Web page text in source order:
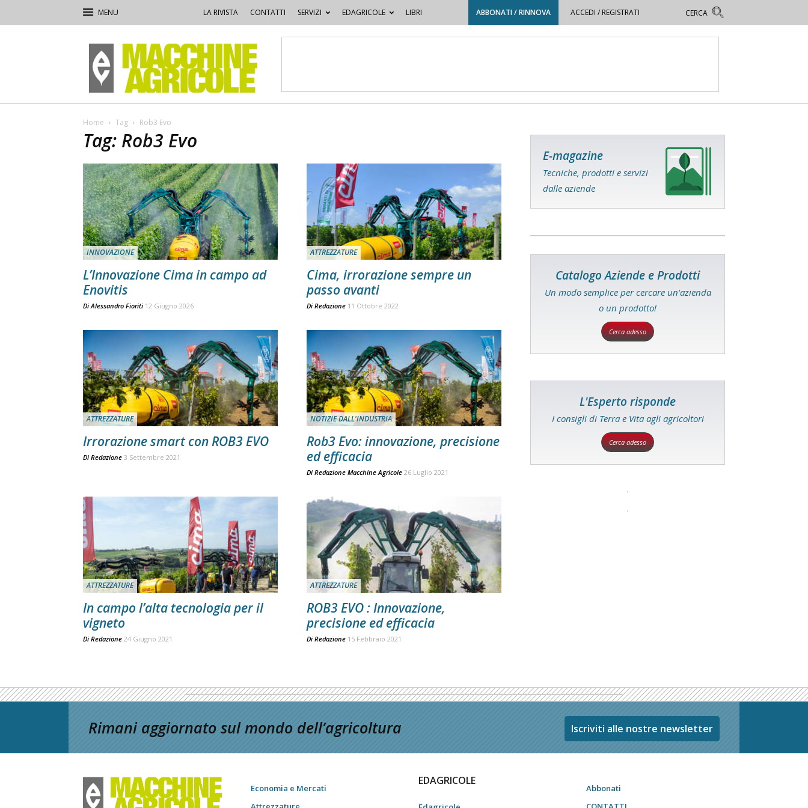
LA RIVISTA CONTATTI SERVIZI EDAGRICOLE LIBRI ABBONATI / RINNOVA ACCEDI / REGISTRATI
Macchine
Agricole
Home Tag Rob3 Evo
Tag: Rob3 Evo
INNOVAZIONE
L’Innovazione Cima in campo ad
Enovitis
DiAlessandro Fioriti 12 Giugno 2026
ATTREZZATURE
Cima, irrorazione sempre un
passo avanti
Di Redazione 11 Ottobre 2022
ATTREZZATURE
Irrorazione smart con ROB3 EVO
Di Redazione 3 Settembre 2021
NOTIZIE DALL'INDUSTRIA
Rob3 Evo: innovazione, precisione
ed efficacia
Di Redazione Macchine Agricole 26 Luglio 2021
ATTREZZATURE
In campo l’alta tecnologia per il
vigneto
Di Redazione 24 Giugno 2021
ATTREZZATURE
ROB3 EVO : Innovazione,
precisione ed efficacia
Di Redazione 15 Febbraio 2021
E-magazine
Tecniche, prodotti e servizi
dalle aziende
Catalogo Aziende e Prodotti
Un modo semplice per cercare un'azienda
o un prodotto!
Cerca adesso
L'Esperto risponde
I consigli di Terra e Vita agli agricoltori
Cerca adesso
Rimani aggiornato sul mondo dell’agricoltura Iscriviti alle nostre newsletter
Economia e Mercati
EDAGRICOLE
Abbonati